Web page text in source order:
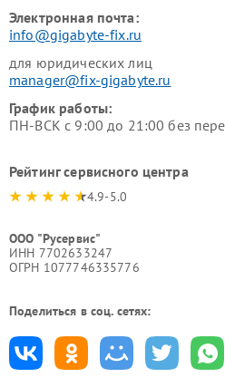
Электронная почта:
info@gigabyte-fix.ru
для юридических лиц
manager@fix-gigabyte.ru
График работы:
ПН-ВСК с 9:00 до 21:00 без
Рейтинг сервисного центра
4.9-5.0
ООО "Русервис"
ИНН 7702633247
ОГРН 1077746335776
Поделиться в соц. сетях: